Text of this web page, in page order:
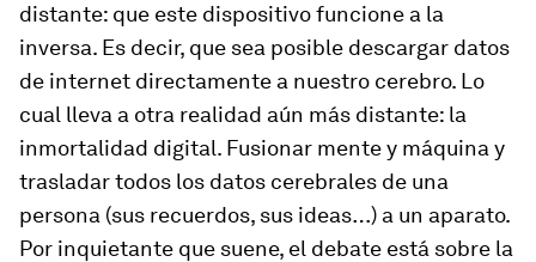
distante: que este dispositivo funcione a la
inversa. Es decir, que sea posible descargar datos
de internet directamente a nuestro cerebro. Lo
cual lleva a otra realidad aún más distante: la
inmortalidad digital. Fusionar mente y máquina y
trasladar todos los datos cerebrales de una
persona (sus recuerdos, sus ideas…) a un aparato.
Por inquietante que suene, el debate está sobre la